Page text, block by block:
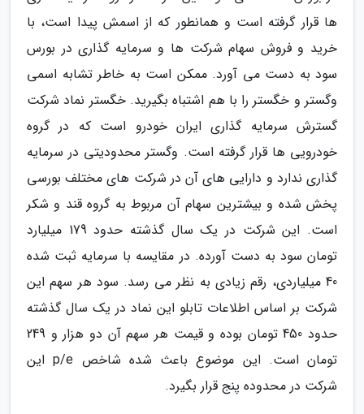
ها قرار گرفته است و همانطور که از اسمش پیدا است، با
خرید و فروش سهام شرکت ها و سرمایه گذاری در بورس
سود به دست می آورد. ممکن است به خاطر تشابه اسمی
وگستر و خگستر را با هم اشتباه بگیرید. خگستر نماد شرکت
گسترش سرمایه گذاری ایران خودرو است که در گروه
خودرویی ها قرار گرفته است. وگستر محدودیتی در سرمایه
گذاری ندارد و دارایی های آن در شرکت های مختلف بورسی
پخش شده و بیشترین سهام آن مربوط به گروه قند و شکر
است. این شرکت در یک سال گذشته حدود 179 میلیارد
تومان سود به دست آورده. در مقایسه با سرمایه ثبت شده
40 میلیاردی، رقم زیادی به نظر می رسد. سود هر سهم این
شرکت بر اساس اطلاعات تابلو این نماد در یک سال گذشته
حدود 450 تومان بوده و قیمت هر سهم آن دو هزار و 249
تومان است. این موضوع باعث شده شاخص p/e این
شرکت در محدوده پنج قرار بگیرد.